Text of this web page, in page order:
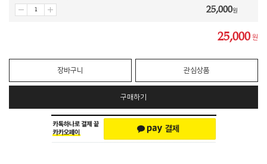
25,000원
25,000 원
장바구니 관심상품
구매하기